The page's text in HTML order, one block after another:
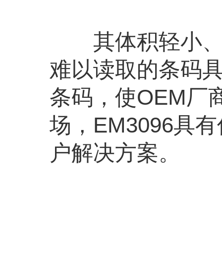
其体积轻小、
难以读取的条码
条码，使OEM厂
场，EM3096具
户解决方案。